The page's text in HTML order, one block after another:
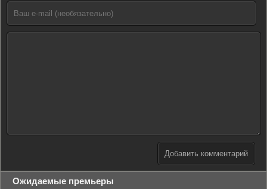
Добавить комментарий
Ожидаемые премьеры